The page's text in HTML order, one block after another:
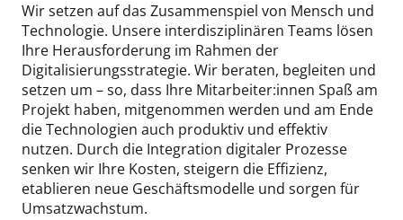
Wir setzen auf das Zusammenspiel von Mensch und
Technologie. Unsere interdisziplinären Teams lösen
Ihre Herausforderung im Rahmen der
Digitalisierungsstrategie. Wir beraten, begleiten und
setzen um – so, dass Ihre Mitarbeiter:innen Spaß am
Projekt haben, mitgenommen werden und am Ende
die Technologien auch produktiv und effektiv
nutzen. Durch die Integration digitaler Prozesse
senken wir Ihre Kosten, steigern die Effizienz,
etablieren neue Geschäftsmodelle und sorgen für
Umsatzwachstum.